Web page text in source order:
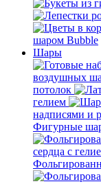
шаром Bubble
Шары
воздушных
потолок
гелием
надписями и
Фигурные
сердца с